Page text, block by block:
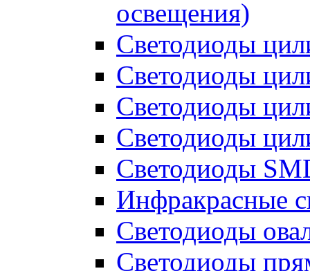
освещения)
Светодиоды
Светодиоды
Светодиоды
Светодиоды
Светодиоды
Инфракрасные
Светодиоды
Светодиоды